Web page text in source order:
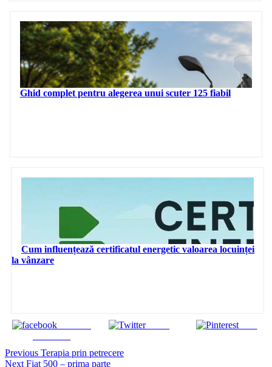
Ghid complet pentru alegerea unui scuter 125 fiabil
Cum influențează certificatul energetic valoarea locuinței
la vânzare
Tweet Save
Continue
Previous Terapia prin petrecere
Next Fiat 500 – prima parte